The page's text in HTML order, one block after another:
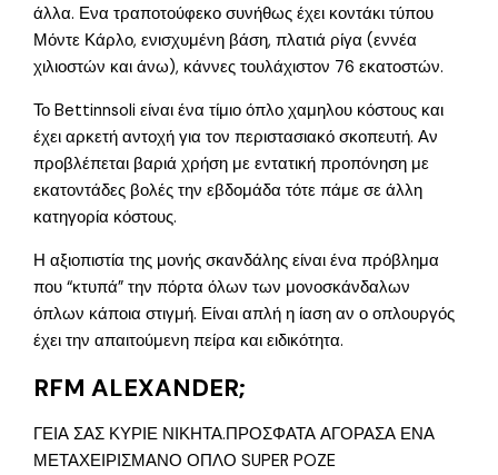
άλλα. Ενα τραποτούφεκο συνήθως έχει κοντάκι τύπου
Μόντε Κάρλο, ενισχυμένη βάση, πλατιά ρίγα (εννέα
χιλιοστών και άνω), κάννες τουλάχιστον 76 εκατοστών.
Το Bettinnsoli είναι ένα τίμιο όπλο χαμηλου κόστους και
έχει αρκετή αντοχή για τον περιστασιακό σκοπευτή. Αν
προβλέπεται βαριά χρήση με εντατική προπόνηση με
εκατοντάδες βολές την εβδομάδα τότε πάμε σε άλλη
κατηγορία κόστους.
Η αξιοπιστία της μονής σκανδάλης είναι ένα πρόβλημα
που “κτυπά” την πόρτα όλων των μονοσκάνδαλων
όπλων κάποια στιγμή. Είναι απλή η ίαση αν ο οπλουργός
έχει την απαιτούμενη πείρα και ειδικότητα.
RFM ALEXANDER;
ΓΕΙΑ ΣΑΣ ΚΥΡΙΕ ΝΙΚΗΤΑ.ΠΡΟΣΦΑΤΑ ΑΓΟΡΑΣΑ ΕΝΑ
ΜΕΤΑΧΕΙΡΙΣΜΑΝΟ ΟΠΛΟ SUPER POZE